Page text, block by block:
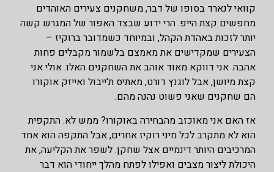
קוואי לנארד בסופו של דבר, משחקנים צעירים האוהדים
מחפשים קצת הייפ. הרי ידוע שבצד האפור של המגרש קשה
יותר לזכות באהדת הקהל, ובמיוחד כשמדובר ברוקיז –
הצעירים שמקדישים את מאמצם בלשמור מקבלים פחות
אהבה. אני דווקא מאוד אוהב את השחקנים האלו. אולי אני
קצת מיושן, אבל לוגנץ דורט, מאתיס ת'ייבול ואייזק אוקורו
הם שחקנים שאני פשוט נהנה מהם.
אז האם אני מאוכזב מהבחירה באוקורו? ממש לא. התקפית
הוא לא מתקרב לכל מיני רוקיז אחרים, אבל התקפה הוא אחד
המרכיבים היותר דינמיים אצל שחקן. לשפר את הקליעה, את
היכולת ליצור מצבים ואפילו לפתח מהלך ייחודי הוא דבר